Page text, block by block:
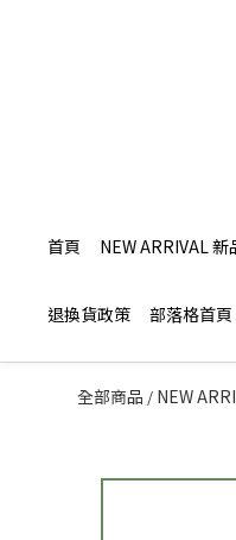
首頁 NEW ARRIVAL 新
退換貨政策 部落格首頁
全部商品 / NEW